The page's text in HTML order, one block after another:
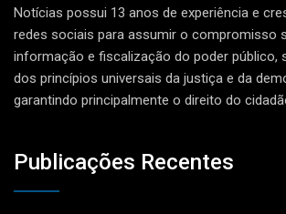
Notícias possui 13 anos de experiência e
redes sociais para assumir o compromisso
informação e fiscalização do poder público,
dos princípios universais da justiça e da
garantindo principalmente o direito do
Publicações Recentes